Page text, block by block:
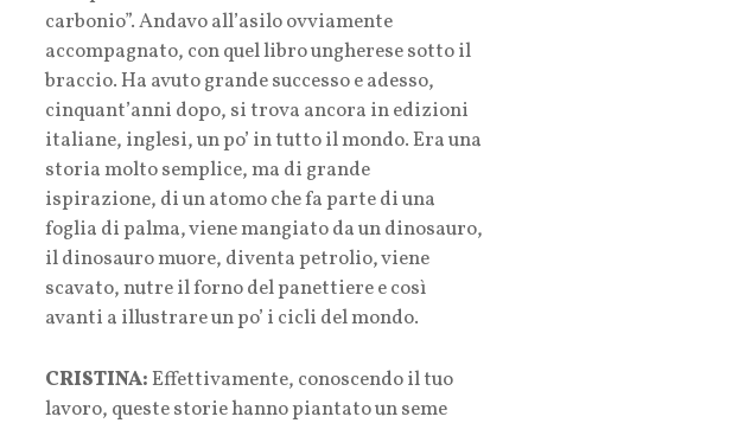
carbonio”. Andavo all’asilo ovviamente
accompagnato, con quel libro ungherese sotto il
braccio. Ha avuto grande successo e adesso,
cinquant’anni dopo, si trova ancora in edizioni
italiane, inglesi, un po’ in tutto il mondo. Era una
storia molto semplice, ma di grande
ispirazione, di un atomo che fa parte di una
foglia di palma, viene mangiato da un dinosauro,
il dinosauro muore, diventa petrolio, viene
scavato, nutre il forno del panettiere e così
avanti a illustrare un po’ i cicli del mondo.
CRISTINA:Effettivamente, conoscendo il tuo
lavoro, queste storie hanno piantato un seme